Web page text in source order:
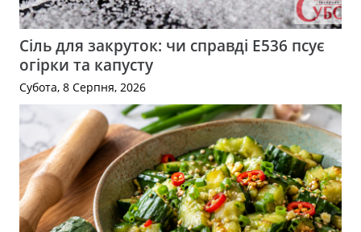
Сіль для закруток: чи справді Е536 псує
огірки та капусту
Субота, 8 Серпня, 2026